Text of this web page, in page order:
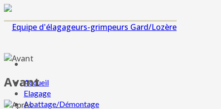
Accueil
Elagage
Abattage/Démontage
Avant